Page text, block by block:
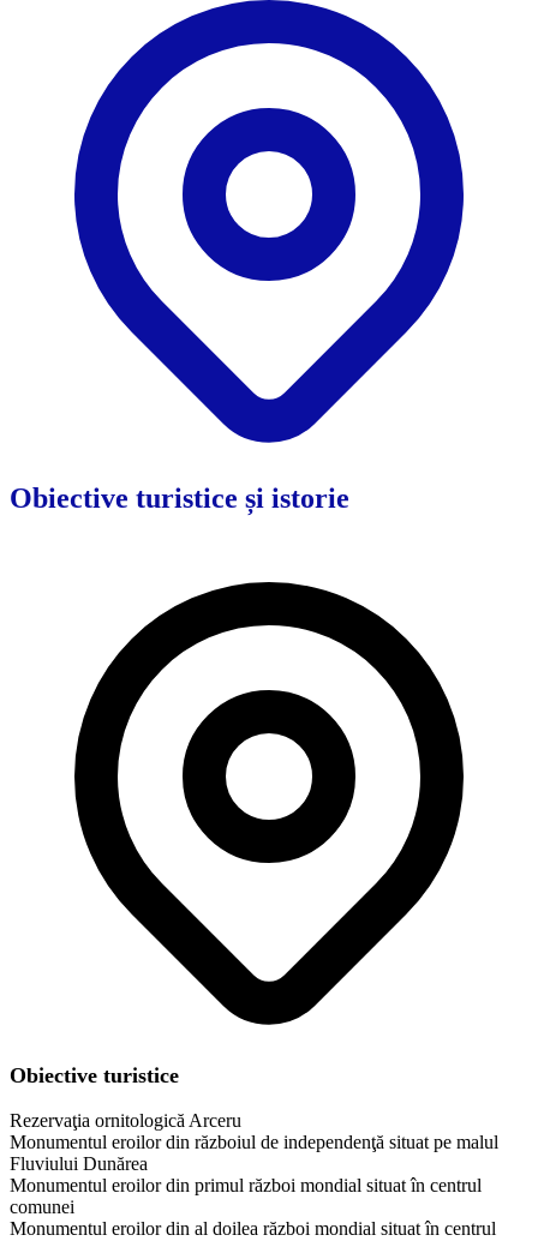
Obiective turistice și istorie
Obiective turistice
Rezervaţia ornitologică Arceru
Monumentul eroilor din războiul de independenţă situat pe malul
Fluviului Dunărea
Monumentul eroilor din primul război mondial situat în centrul
comunei
Monumentul eroilor din al doilea război mondial situat în centrul